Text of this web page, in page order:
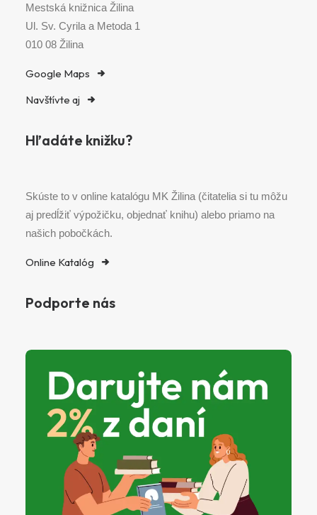
Mestská knižnica Žilina
Ul. Sv. Cyrila a Metoda 1
010 08 Žilina
Google Maps
Navštívte aj
Hľadáte knižku?
Skúste to v online katalógu MK Žilina (čitatelia si tu môžu
aj predĺžiť výpožičku, objednať knihu) alebo priamo na
našich pobočkách.
Online Katalóg
Podporte nás